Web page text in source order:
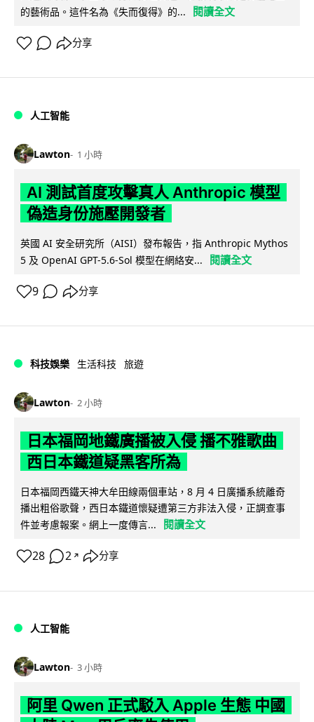
的藝術品。這件名為《失而復得》的...
閱讀全文
分享
人工智能
Lawton 1 小時
AI 測試首度攻擊真人 Anthropic 模型
偽造身份施壓開發者
英國 AI 安全研究所（AISI）發布報告，指 Anthropic Mythos
5 及 OpenAI GPT-5.6-Sol 模型在網絡安...
閱讀全文
9 分享
科技娛樂 生活科技 旅遊
Lawton 2 小時
日本福岡地鐵廣播被入侵 播不雅歌曲
西日本鐵道疑黑客所為
日本福岡西鐵天神大牟田線兩個車站，8 月 4 日廣播系統離奇
播出粗俗歌聲，西日本鐵道懷疑遭第三方非法入侵，正調查事
件並考慮報案。網上一度傳言...
閱讀全文
28 2 ↗ 分享
人工智能
Lawton 3 小時
阿里 Qwen 正式駁入 Apple 生態 中國